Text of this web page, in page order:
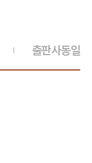
출판사동일